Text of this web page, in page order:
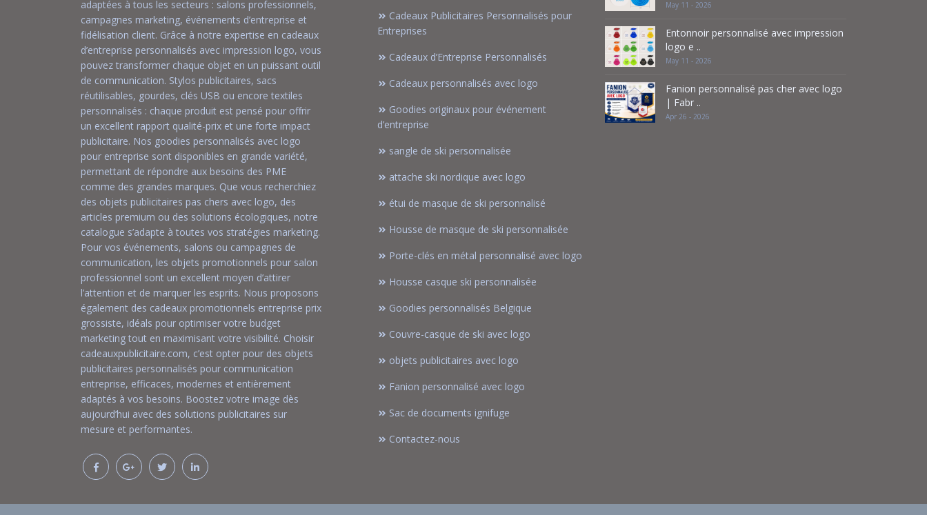
adaptées à tous les secteurs : salons professionnels,
campagnes marketing, événements d’entreprise et
fidélisation client. Grâce à notre expertise en cadeaux
d’entreprise personnalisés avec impression logo, vous
pouvez transformer chaque objet en un puissant outil
de communication. Stylos publicitaires, sacs
réutilisables, gourdes, clés USB ou encore textiles
personnalisés : chaque produit est pensé pour offrir
un excellent rapport qualité-prix et une forte impact
publicitaire. Nos goodies personnalisés avec logo
pour entreprise sont disponibles en grande variété,
permettant de répondre aux besoins des PME
comme des grandes marques. Que vous recherchiez
des objets publicitaires pas chers avec logo, des
articles premium ou des solutions écologiques, notre
catalogue s’adapte à toutes vos stratégies marketing.
Pour vos événements, salons ou campagnes de
communication, les objets promotionnels pour salon
professionnel sont un excellent moyen d’attirer
l’attention et de marquer les esprits. Nous proposons
également des cadeaux promotionnels entreprise prix
grossiste, idéals pour optimiser votre budget
marketing tout en maximisant votre visibilité. Choisir
cadeauxpublicitaire.com, c’est opter pour des objets
publicitaires personnalisés pour communication
entreprise, efficaces, modernes et entièrement
adaptés à vos besoins. Boostez votre image dès
aujourd’hui avec des solutions publicitaires sur
mesure et performantes.
Cadeaux Publicitaires Personnalisés pour
Entreprises
Cadeaux d’Entreprise Personnalisés
Cadeaux personnalisés avec logo
Goodies originaux pour événement
d’entreprise
sangle de ski personnalisée
attache ski nordique avec logo
étui de masque de ski personnalisé
Housse de masque de ski personnalisée
Porte-clés en métal personnalisé avec logo
Housse casque ski personnalisée
Goodies personnalisés Belgique
Couvre-casque de ski avec logo
objets publicitaires avec logo
Fanion personnalisé avec logo
Sac de documents ignifuge
Contactez-nous
May 11 - 2026
Entonnoir personnalisé avec impression
logo e ..
May 11 - 2026
Fanion personnalisé pas cher avec logo
| Fabr ..
Apr 26 - 2026